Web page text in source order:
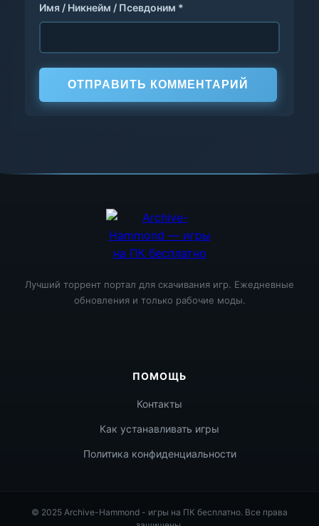
Имя / Никнейм / Псевдоним *
ОТПРАВИТЬ КОММЕНТАРИЙ
Лучший торрент портал для скачивания игр. Ежедневные
обновления и только рабочие моды.
ПОМОЩЬ
Контакты
Как устанавливать игры
Политика конфиденциальности
© 2025 Archive-Hammond - игры на ПК бесплатно. Все права